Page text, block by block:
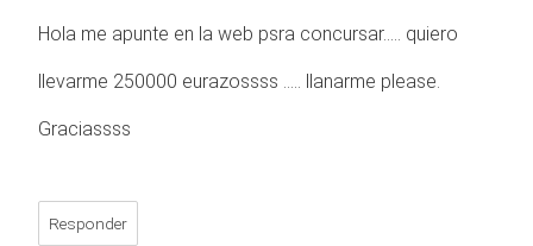
Hola me apunte en la web psra concursar….. quiero
llevarme 250000 eurazossss ….. llanarme please.
Graciassss
Responder